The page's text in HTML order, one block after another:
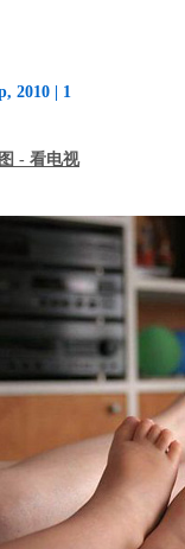
2010 | 1
- 看电视